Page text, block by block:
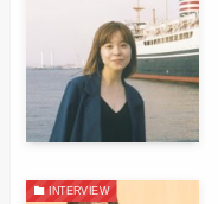
INTERVIEW